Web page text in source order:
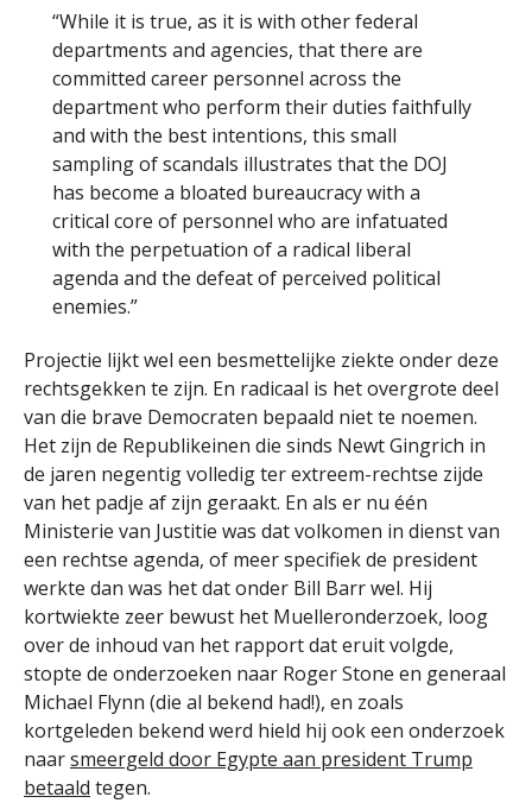
“While it is true, as it is with other federal
departments and agencies, that there are
committed career personnel across the
department who perform their duties faithfully
and with the best intentions, this small
sampling of scandals illustrates that the DOJ
has become a bloated bureaucracy with a
critical core of personnel who are infatuated
with the perpetuation of a radical liberal
agenda and the defeat of perceived political
enemies.”
Projectie lijkt wel een besmettelijke ziekte onder deze
rechtsgekken te zijn. En radicaal is het overgrote deel
van die brave Democraten bepaald niet te noemen.
Het zijn de Republikeinen die sinds Newt Gingrich in
de jaren negentig volledig ter extreem-rechtse zijde
van het padje af zijn geraakt. En als er nu één
Ministerie van Justitie was dat volkomen in dienst van
een rechtse agenda, of meer specifiek de president
werkte dan was het dat onder Bill Barr wel. Hij
kortwiekte zeer bewust het Muelleronderzoek, loog
over de inhoud van het rapport dat eruit volgde,
stopte de onderzoeken naar Roger Stone en generaal
Michael Flynn (die al bekend had!), en zoals
kortgeleden bekend werd hield hij ook een onderzoek
naarsmeergeld door Egypte aan president Trump
betaald tegen.